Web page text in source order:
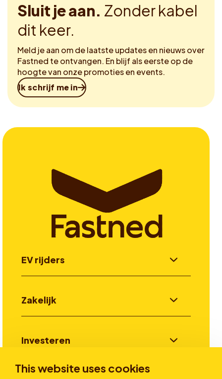
This website uses cookies
Sluit je aan. Zonder kabel
dit keer.
Meld je aan om de laatste updates en nieuws over
Fastned te ontvangen. En blijf als eerste op de
hoogte van onze promoties en events.
Ik schrijf me in
EV rijders
Zakelijk
Investeren